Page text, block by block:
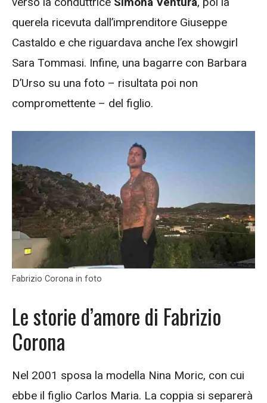
querela ricevuta dall’imprenditore Giuseppe
Castaldo e che riguardava anche l’ex showgirl
Sara Tommasi. Infine, una bagarre con Barbara
D’Urso su una foto – risultata poi non
compromettente – del figlio.
Fabrizio Corona in foto
Le storie d’amore di Fabrizio
Corona
Nel 2001 sposa la modella Nina Moric, con cui
ebbe il figlio Carlos Maria. La coppia si separerà